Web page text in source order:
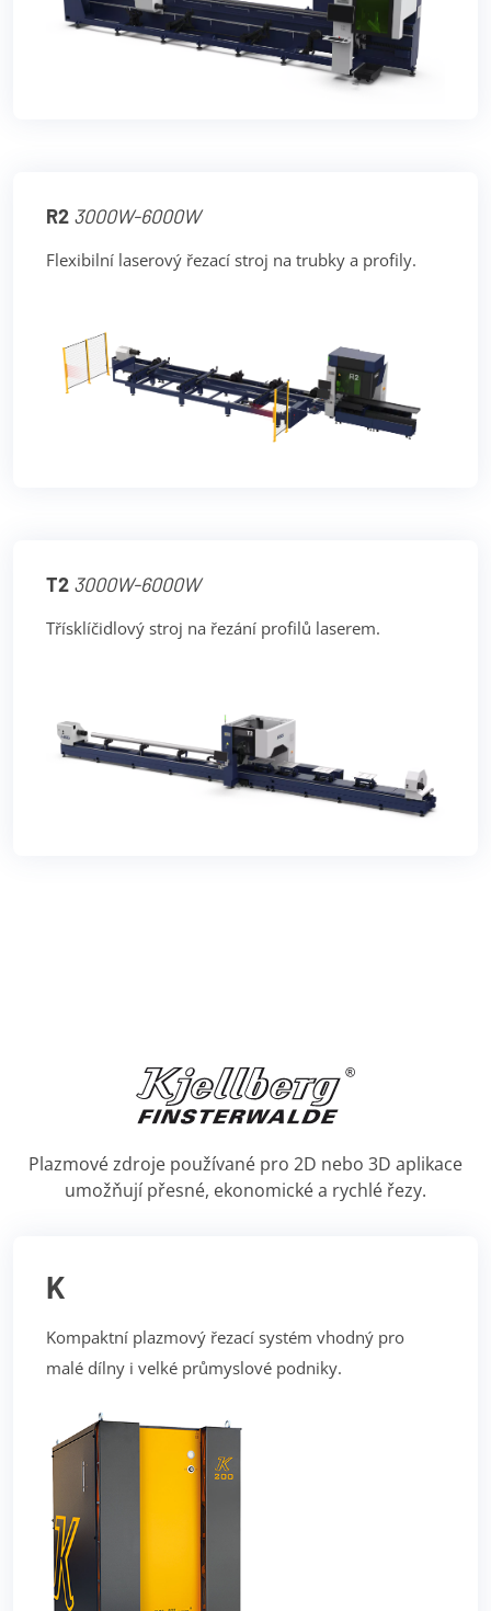
R2 3000W-6000W
Flexibilní laserový řezací stroj na trubky a profily.
T2 3000W-6000W
Třísklíčidlový stroj na řezání profilů laserem.
Plazmové zdroje používané pro 2D nebo 3D aplikace
umožňují přesné, ekonomické a rychlé řezy.
K
Kompaktní plazmový řezací systém vhodný pro
malé dílny i velké průmyslové podniky.